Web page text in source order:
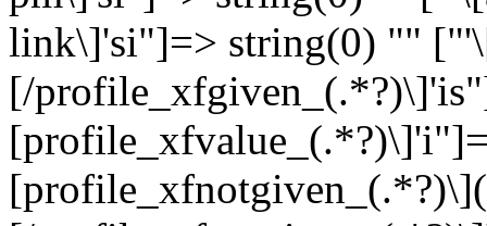
link\]'si"]=> string(0) ""
[/